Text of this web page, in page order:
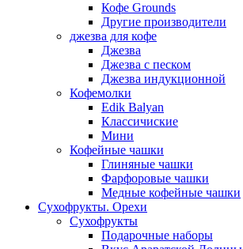
Кофе Grounds
Другие производители
джезва для кофе
Джезва
Джезва с песком
Джезва индукционной
Кофемолки
Edik Balyan
Классичиские
Мини
Кофейные чашки
Глиняные чашки
Фарфоровые чашки
Медные кофейные чашки
Сухофрукты. Орехи
Сухофрукты
Подарочные наборы